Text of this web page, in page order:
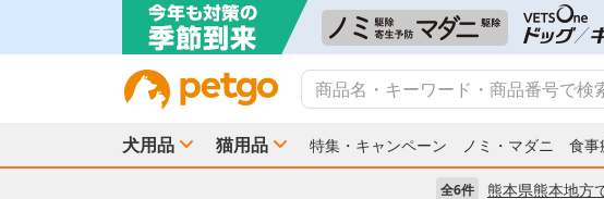
犬用品 猫用品 特集・キャンペーン ノミ・マダニ 食事
全6件 熊本県熊本地方